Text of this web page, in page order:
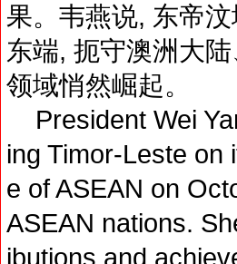
果。韦燕说, 东帝
东端, 扼守澳洲大
领域悄然崛起。
President Wei
ing Timor-Leste on
e of ASEAN on
ASEAN nations.
ibutions and